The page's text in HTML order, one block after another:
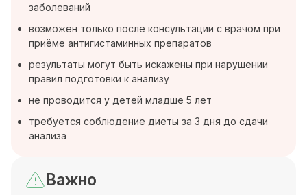
заболеваний
возможен только после консультации с врачом при
приёме антигистаминных препаратов
результаты могут быть искажены при нарушении
правил подготовки к анализу
не проводится у детей младше 5 лет
требуется соблюдение диеты за 3 дня до сдачи
анализа
Важно